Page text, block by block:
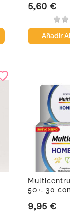
Precio
5,60 €
Añadir
50+, 30
Precio
9,95 €